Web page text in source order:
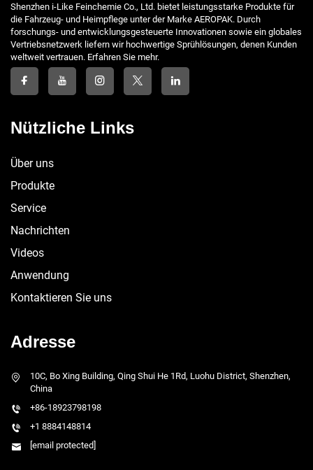
Shenzhen i-Like Feinchemie Co., Ltd. bietet leistungsstarke Produkte für
die Fahrzeug- und Heimpflege unter der Marke AEROPAK. Durch
forschungs- und entwicklungsgesteuerte Innovationen sowie ein globales
Vertriebsnetzwerk liefern wir hochwertige Sprühlösungen, denen Kunden
weltweit vertrauen. Erfahren Sie mehr.
Nützliche Links
Über uns
Produkte
Service
Nachrichten
Videos
Anwendung
Kontaktieren Sie uns
Adresse
10C, Bo Xing Building, Qing Shui He 1Rd, Luohu District, Shenzhen,
China
+86-18923798198
+1 8884148814
[email protected]